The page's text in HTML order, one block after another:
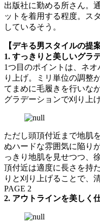
出版社に勤める所さん。
ットを着用する程度。ス
しているそう。
【デキる男スタイルの提
1. すっきりと美しいグラ
1つ目のポイントは、ネ
り上げ。ミリ単位の調整
てまめに毛履きを行いな
グラデーションで刈り上
ただし頭頂付近まで地肌
ぬハードな雰囲気に陥り
っきり地肌を見せつつ、
頂付近は適度に長さを持
りと刈り上げることで、
PAGE 2
2. アウトラインを美しく